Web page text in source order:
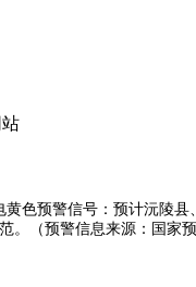
黄色预警信号：预计沅陵
。（预警信息来源：国家